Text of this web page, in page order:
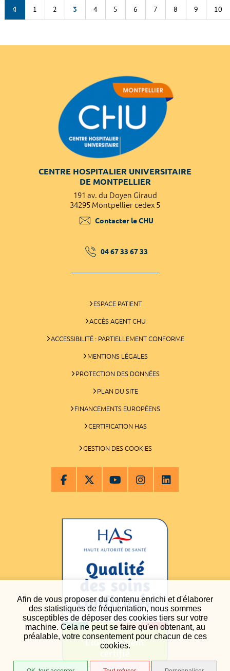
Afin de vous proposer du contenu enrichi et d'élaborer
des statistiques de fréquentation, nous sommes
susceptibles de déposer des cookies tiers sur votre
machine. Cela ne peut se faire qu'en obtenant, au
préalable, votre consentement pour chacun de ces
cookies.
1 2 3 4 5 6 7 8 9 10
CENTRE HOSPITALIER UNIVERSITAIRE
DE MONTPELLIER
191 av. du Doyen Giraud
34295 Montpellier cedex 5
Contacter le CHU
04 67 33 67 33
ESPACE PATIENT
ACCÈS AGENT CHU
ACCESSIBILITÉ : PARTIELLEMENT CONFORME
MENTIONS LÉGALES
PROTECTION DES DONNÉES
PLAN DU SITE
FINANCEMENTS EUROPÉENS
CERTIFICATION HAS
GESTION DES COOKIES